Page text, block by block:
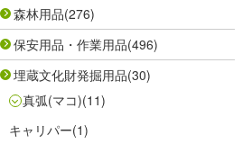
森林用品(276)
保安用品・作業用品(496)
埋蔵文化財発掘用品(30)
真弧(マコ)(11)
キャリパー(1)